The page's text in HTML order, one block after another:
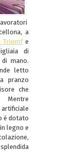
a
Triomfe
di
mano.
letto
pranzo
che
è dotato
legno e